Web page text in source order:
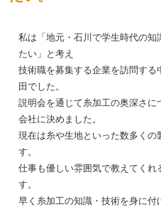
私は「地元・石川で学生時代の知
たい」と考え
技術職を募集する企業を訪問す
田でした。
説明会を通じて糸加工の奥深さ
会社に決めました。
現在は糸や生地といった数多くの
す。
仕事も優しい雰囲気で教えてくれ
す。
早く糸加工の知識・技術を身に